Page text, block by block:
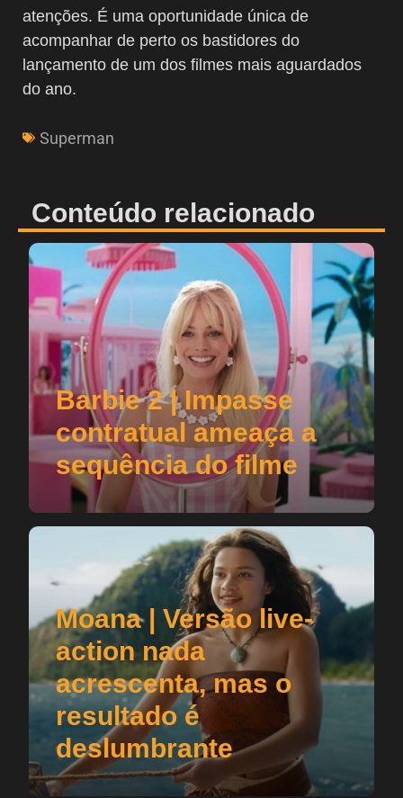
atenções. É uma oportunidade única de
acompanhar de perto os bastidores do
lançamento de um dos filmes mais aguardados
do ano.
Superman
Conteúdo relacionado
Barbie 2 | Impasse
contratual ameaça a
sequência do filme
Moana | Versão live-
action nada
acrescenta, mas o
resultado é
deslumbrante